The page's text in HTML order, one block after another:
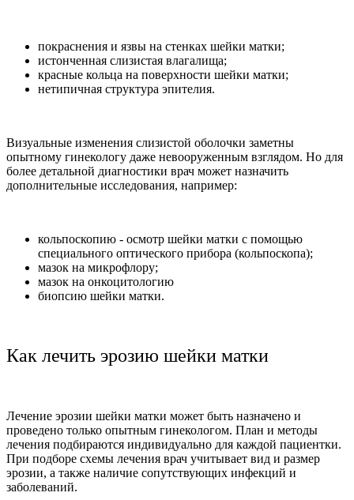
покраснения и язвы на стенках шейки матки;
истонченная слизистая влагалища;
красные кольца на поверхности шейки матки;
нетипичная структура эпителия.
Визуальные изменения слизистой оболочки заметны
опытному гинекологу даже невооруженным взглядом. Но для
более детальной диагностики врач может назначить
дополнительные исследования, например:
кольпоскопию - осмотр шейки матки с помощью
специального оптического прибора (кольпоскопа);
мазок на микрофлору;
мазок на онкоцитологию
биопсию шейки матки.
Как лечить эрозию шейки матки
Лечение эрозии шейки матки может быть назначено и
проведено только опытным гинекологом. План и методы
лечения подбираются индивидуально для каждой пациентки.
При подборе схемы лечения врач учитывает вид и размер
эрозии, а также наличие сопутствующих инфекций и
заболеваний.